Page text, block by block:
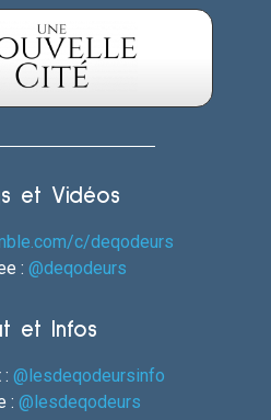
et Vidéos
c/deqodeurs
: @deqodeurs
et Infos
@lesdeqodeursinfo
: @lesdeqodeurs